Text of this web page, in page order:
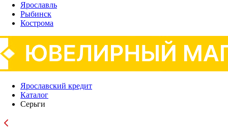
Ярославль
Рыбинск
Кострома
Ярославский кредит
Каталог
Серьги